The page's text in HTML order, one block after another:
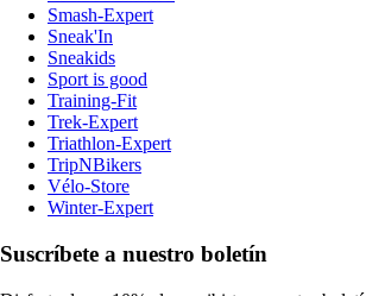
Smash-Expert
Sneak'In
Sneakids
Sport is good
Training-Fit
Trek-Expert
Triathlon-Expert
TripNBikers
Vélo-Store
Winter-Expert
Suscríbete a nuestro boletín